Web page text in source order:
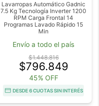
Lavarropas Automático Gadnic
7.5 Kg Tecnología Inverter 1200
RPM Carga Frontal 14
Programas Lavado Rápido 15
Min
Envío a todo el país
$1.448.816
$796.849
45% OFF
DESDE 6 CUOTAS SIN INTERÉS